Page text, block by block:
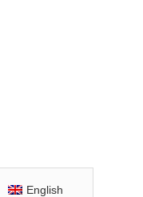
English